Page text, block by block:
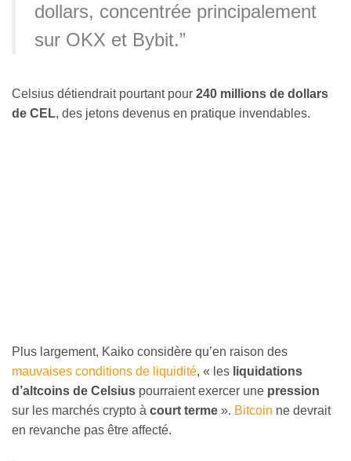
dollars, concentrée principalement
sur OKX et Bybit.”
Celsius détiendrait pourtant pour 240 millions de dollars
de CEL, des jetons devenus en pratique invendables.
Plus largement, Kaiko considère qu’en raison des
mauvaises conditions de liquidité, « les liquidations
d’altcoins de Celsius pourraient exercer une pression
sur les marchés crypto à court terme ». Bitcoin ne devrait
en revanche pas être affecté.